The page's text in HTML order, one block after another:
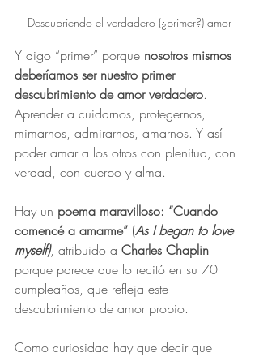
Descubriendo el verdadero (¿primer?) amor
Y digo “primer” porque nosotros mismos
deberíamos ser nuestro primer
descubrimiento de amor verdadero.
Aprender a cuidarnos, protegernos,
mimarnos, admirarnos, amarnos. Y así
poder amar a los otros con plenitud, con
verdad, con cuerpo y alma.
Hay un poema maravilloso: “Cuando
comencé a amarme” (As I began to love
myself), atribuido a Charles Chaplin
porque parece que lo recitó en su 70
cumpleaños, que refleja este
descubrimiento de amor propio.
Como curiosidad hay que decir que